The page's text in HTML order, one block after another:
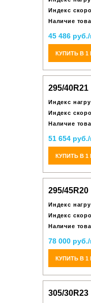
Индекс
Наличие
45 486
КУПИТЬ В 1
295/40R21
Индекс
Индекс
Наличие
51 654
КУПИТЬ В 1
295/45R20
Индекс
Индекс
Наличие
78 000
КУПИТЬ В 1
305/30R23